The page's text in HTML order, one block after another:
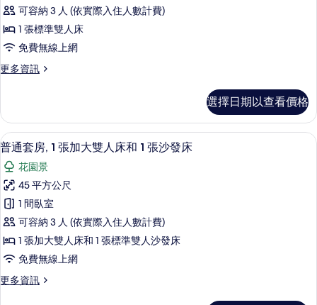
情
房,
露
台,
花
景
觀
的
所
有
相
片
可容納 3 人 (依實際入住人數計費)
1 張標準雙人床
免費無線上網
更多資訊
更
客
房,
露
台,
花
園
景
觀
的
詳
情
選擇日期以查看價格
顯
示
普
通
套
房,
1
張
加
普通套房, 1 張加大雙人床和 1 張沙發
8
普通套房, 1 張加大雙人床和 1 張沙發床
花園景
45 平方公尺
1 間臥室
可容納 3 人 (依實際入住人數計費)
1 張加大雙人床和 1 張標準雙人沙發床
免費無線上網
更多資訊
更